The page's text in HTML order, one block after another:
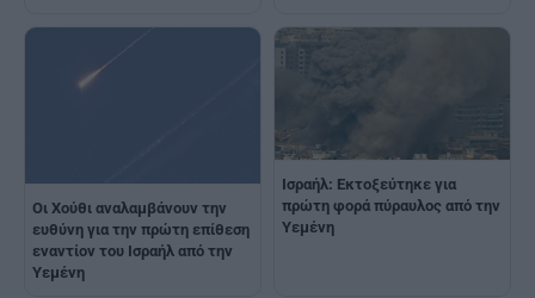
Οι Χούθι αναλαμβάνουν την
ευθύνη για την πρώτη επίθεση
εναντίον του Ισραήλ από την
Υεμένη
Ισραήλ: Εκτοξεύτηκε για
πρώτη φορά πύραυλος από την
Υεμένη